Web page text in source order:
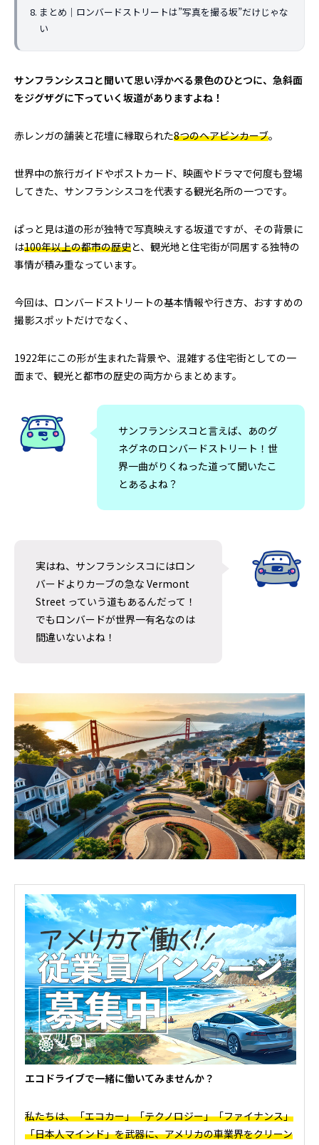
開のすごさ
2026.06.30
ドルに感動した理
2026.06.20
ソルバング（Solvang）観光｜アンデル
2026.07.28
【Oceanside観光
王道フィッシュ＆
2026.07.20
まとめ｜ロンバードストリートは”写真を撮る坂”だけじゃな
い
サンフランシスコと聞いて思い浮かべる景色のひとつに、急斜面
をジグザグに下っていく坂道がありますよね！
赤レンガの舗装と花壇に縁取られた8つのヘアピンカーブ。
世界中の旅行ガイドやポストカード、映画やドラマで何度も登場
してきた、サンフランシスコを代表する観光名所の一つです。
ぱっと見は道の形が独特で写真映えする坂道ですが、その背景に
は100年以上の都市の歴史と、観光地と住宅街が同居する独特の
事情が積み重なっています。
今回は、ロンバードストリートの基本情報や行き方、おすすめの
撮影スポットだけでなく、
1922年にこの形が生まれた背景や、混雑する住宅街としての一
面まで、観光と都市の歴史の両方からまとめます。
サンフランシスコと言えば、あのグ
ネグネのロンバードストリート！世
界一曲がりくねった道って聞いたこ
とあるよね？
実はね、サンフランシスコにはロン
バードよりカーブの急な Vermont
Street っていう道もあるんだって！
でもロンバードが世界一有名なのは
間違いないよね！
エコドライブで一緒に働いてみませんか？
私たちは、「エコカー」「テクノロジー」「ファイナンス」
「日本人マインド」を武器に、アメリカの車業界をクリーン